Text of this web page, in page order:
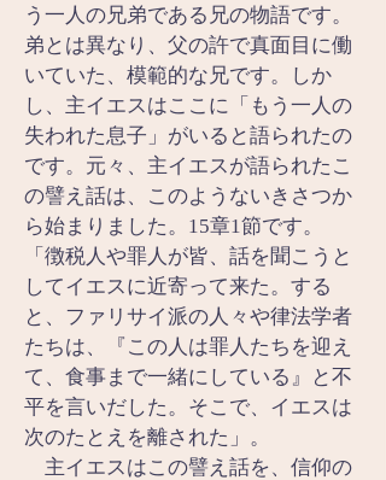
う一人の兄弟である兄の物語です。
弟とは異なり、父の許で真面目に働
いていた、模範的な兄です。しか
し、主イエスはここに「もう一人の
失われた息子」がいると語られたの
です。元々、主イエスが語られたこ
の譬え話は、このようないきさつか
ら始まりました。15章1節です。
「徴税人や罪人が皆、話を聞こうと
してイエスに近寄って来た。する
と、ファリサイ派の人々や律法学者
たちは、『この人は罪人たちを迎え
て、食事まで一緒にしている』と不
平を言いだした。そこで、イエスは
次のたとえを離された」。
主イエスはこの譬え話を、信仰の